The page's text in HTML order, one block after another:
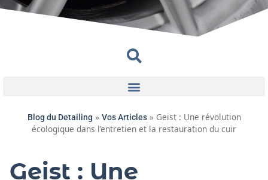
Blog du Detailing » Vos Articles» Geist : Une révolution
écologique dans l’entretien et la restauration du cuir
Geist : Une